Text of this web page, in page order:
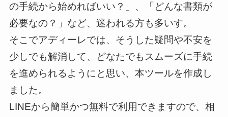
の手続から始めればいい？」、「どんな書類が
必要なの？」など、迷われる方も多いす。
そこでアディーレでは、そうした疑問や不安を
少しでも解消して、どなたでもスムーズに手続
を進められるようにと思い、本ツールを作成し
ました。
LINEから簡単かつ無料で利用できますので、相